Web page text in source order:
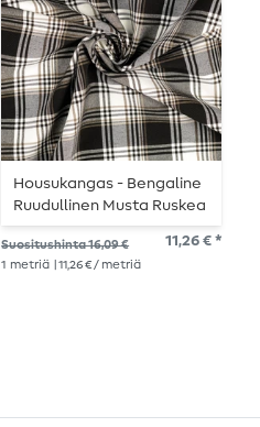
Housukangas - Bengaline
Ruudullinen Musta Ruskea
Suositushinta 16,09 € 11,26 € *
1 metriä | 11,26 € / metriä